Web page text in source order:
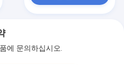
에 문의하십시오.